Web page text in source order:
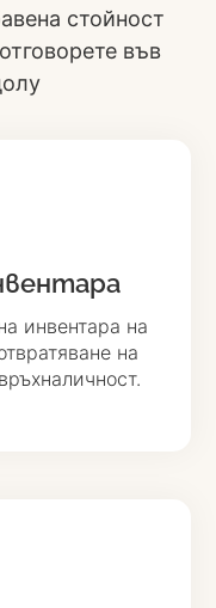
инвентара на
на
стойност
във